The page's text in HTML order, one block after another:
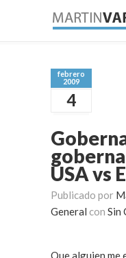
febrero
2009
4
USA vs
Publicado por
General con Sin
Que alguien me